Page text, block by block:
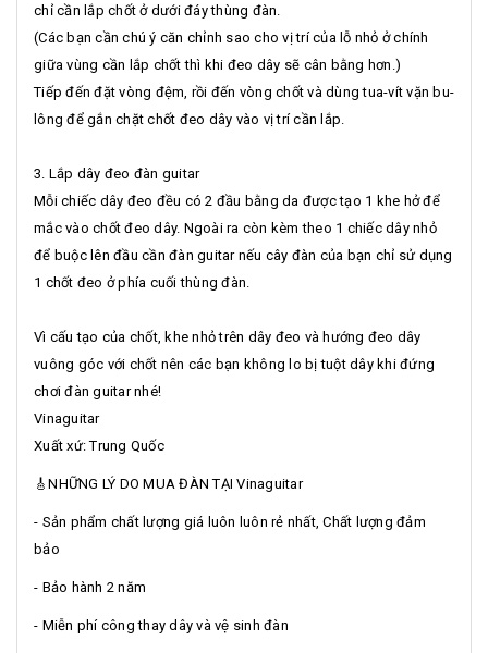
chỉ cần lắp chốt ở dưới đáy thùng đàn.
(Các bạn cần chú ý căn chỉnh sao cho vị trí của lỗ nhỏ ở chính
giữa vùng cần lắp chốt thì khi đeo dây sẽ cân bằng hơn.)
Tiếp đến đặt vòng đệm, rồi đến vòng chốt và dùng tua-vít vặn bu-
lông để gắn chặt chốt đeo dây vào vị trí cần lắp.
3. Lắp dây đeo đàn guitar
Mỗi chiếc dây đeo đều có 2 đầu bằng da được tạo 1 khe hở để
mắc vào chốt đeo dây. Ngoài ra còn kèm theo 1 chiếc dây nhỏ
để buộc lên đầu cần đàn guitar nếu cây đàn của bạn chỉ sử dụng
1 chốt đeo ở phía cuối thùng đàn.
Vì cấu tạo của chốt, khe nhỏ trên dây đeo và hướng đeo dây
vuông góc với chốt nên các bạn không lo bị tuột dây khi đứng
chơi đàn guitar nhé!
Vinaguitar
Xuất xứ: Trung Quốc
🎸NHỮNG LÝ DO MUA ĐÀN TẠI Vinaguitar
- Sản phẩm chất lượng giá luôn luôn rẻ nhất, Chất lượng đảm
bảo
- Bảo hành 2 năm
- Miễn phí công thay dây và vệ sinh đàn